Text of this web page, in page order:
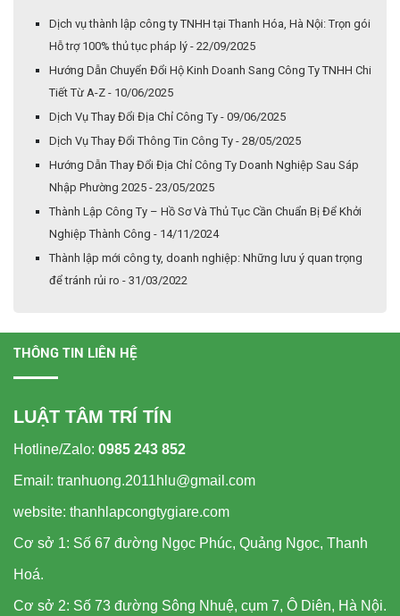
Dịch vụ thành lập công ty TNHH tại Thanh Hóa, Hà Nội: Trọn gói
Hỗ trợ 100% thủ tục pháp lý - 22/09/2025
Hướng Dẫn Chuyển Đổi Hộ Kinh Doanh Sang Công Ty TNHH Chi
Tiết Từ A-Z - 10/06/2025
Dịch Vụ Thay Đổi Địa Chỉ Công Ty - 09/06/2025
Dịch Vụ Thay Đổi Thông Tin Công Ty - 28/05/2025
Hướng Dẫn Thay Đổi Địa Chỉ Công Ty Doanh Nghiệp Sau Sáp
Nhập Phường 2025 - 23/05/2025
Thành Lập Công Ty – Hồ Sơ Và Thủ Tục Cần Chuẩn Bị Để Khởi
Nghiệp Thành Công - 14/11/2024
Thành lập mới công ty, doanh nghiệp: Những lưu ý quan trọng
để tránh rủi ro - 31/03/2022
THÔNG TIN LIÊN HỆ
LUẬT TÂM TRÍ TÍN
Hotline/Zalo: 0985 243 852
Email: tranhuong.2011hlu@gmail.com
website: thanhlapcongtygiare.com
Cơ sở 1: Số 67 đường Ngọc Phúc, Quảng Ngọc, Thanh
Hoá.
Cơ sở 2: Số 73 đường Sông Nhuệ, cụm 7, Ô Diên, Hà Nội.